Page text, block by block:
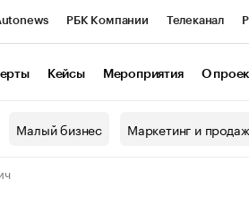
РБК Компании Телеканал
Кейсы Мероприятия О
Малый бизнес Маркетинг и